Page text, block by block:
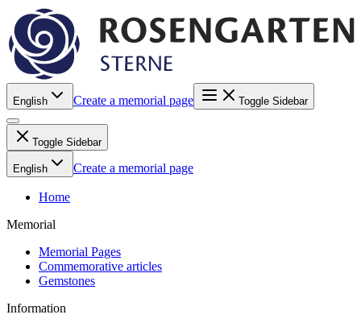
English Create a memorial page Toggle Sidebar
Toggle Sidebar
English Create a memorial page
Home
Memorial
Memorial Pages
Commemorative articles
Gemstones
Information